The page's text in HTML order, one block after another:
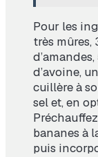
Pour les
très
d’avoine,
cuillère à
sel et, en
bananes à
puis